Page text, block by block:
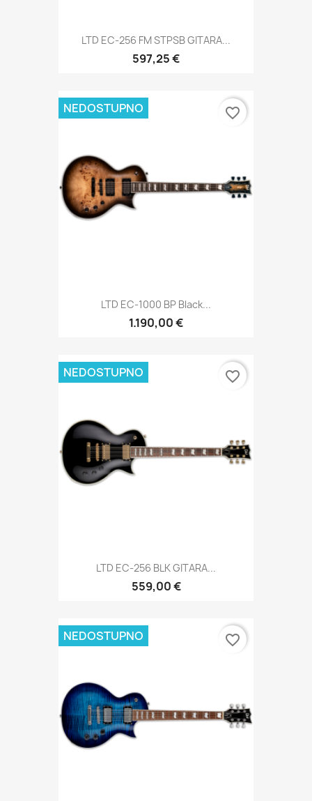
LTD EC-256 FM STPSB GITARA...
597,25 €
LTD EC-1000 BP Black...
1.190,00 €
NEDOSTUPNO favorite_border
LTD EC-256 BLK GITARA...
559,00 €
NEDOSTUPNO favorite_border
NEDOSTUPNO favorite_border